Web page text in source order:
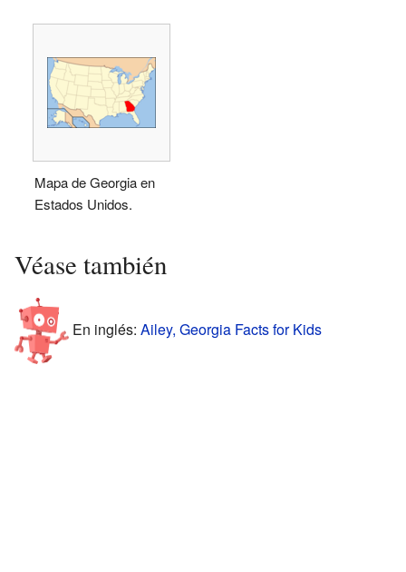
Mapa de Georgia en
Estados Unidos.
Véase también
En inglés: Ailey, Georgia Facts for Kids